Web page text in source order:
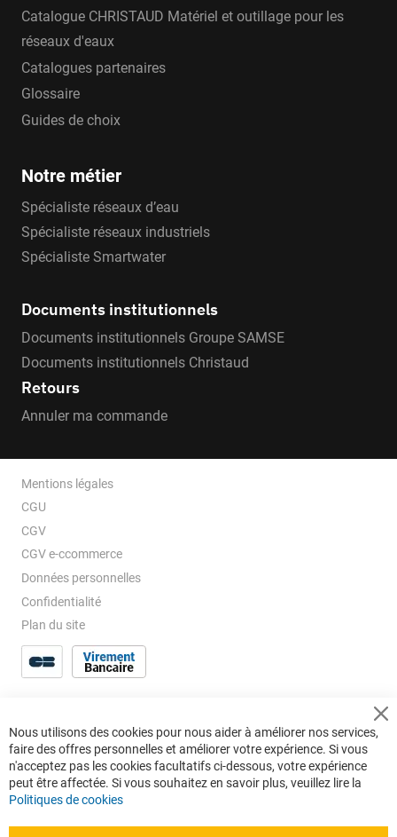
Catalogue CHRISTAUD Matériel et outillage pour les
réseaux d'eaux
Catalogues partenaires
Glossaire
Guides de choix
Notre métier
Spécialiste réseaux d’eau
Spécialiste réseaux industriels
Spécialiste Smartwater
Documents institutionnels
Documents institutionnels Groupe SAMSE
Documents institutionnels Christaud
Retours
Annuler ma commande
Mentions légales
CGU
CGV
CGV e-ccommerce
Données personnelles
Confidentialité
Plan du site
Nous utilisons des cookies pour nous aider à améliorer nos services,
faire des offres personnelles et améliorer votre expérience. Si vous
n'acceptez pas les cookies facultatifs ci-dessous, votre expérience
peut être affectée. Si vous souhaitez en savoir plus, veuillez lire la
Politiques de cookies